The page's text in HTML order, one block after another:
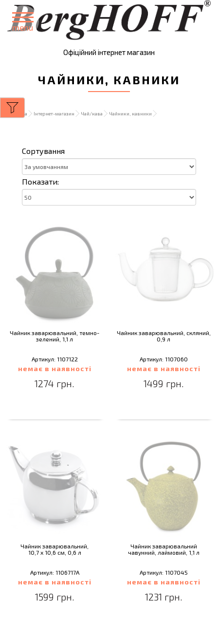
menu
Офіційний інтернет магазин
ЧАЙНИКИ, КАВНИКИ
Головна Інтернет-магазин Чай/кава Чайники, кавники
Сортування
Показати:
Чайник заварювальний, темно-
зелений, 1,1 л
Артикул: 1107122
немає в наявності
1274 грн.
Чайник заварювальний, скляний,
0,9 л
Артикул: 1107060
немає в наявності
1499 грн.
Чайник заварювальний,
10,7 х 10,6 см, 0,6 л
Артикул: 1106717A
немає в наявності
1599 грн.
Чайник заварювальний
чавунний, лаймовий, 1,1 л
Артикул: 1107045
немає в наявності
1231 грн.